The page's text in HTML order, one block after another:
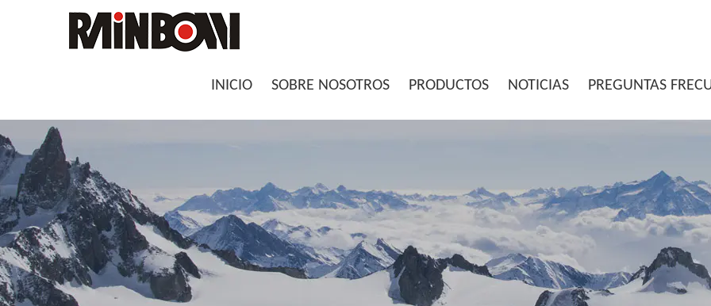
INICIO SOBRE NOSOTROS PRODUCTOS NOTICIAS PREGUNTAS